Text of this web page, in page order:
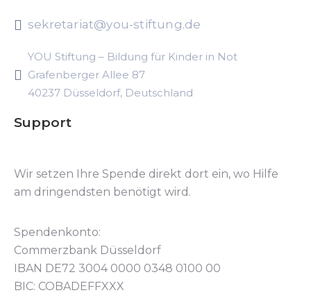
sekretariat@you-stiftung.de
YOU Stiftung – Bildung für Kinder in Not
Grafenberger Allee 87
40237 Düsseldorf, Deutschland
Support
Wir setzen Ihre Spende direkt dort ein, wo Hilfe
am dringendsten benötigt wird.
Spendenkonto:
Commerzbank Düsseldorf
IBAN DE72 3004 0000 0348 0100 00
BIC: COBADEFFXXX